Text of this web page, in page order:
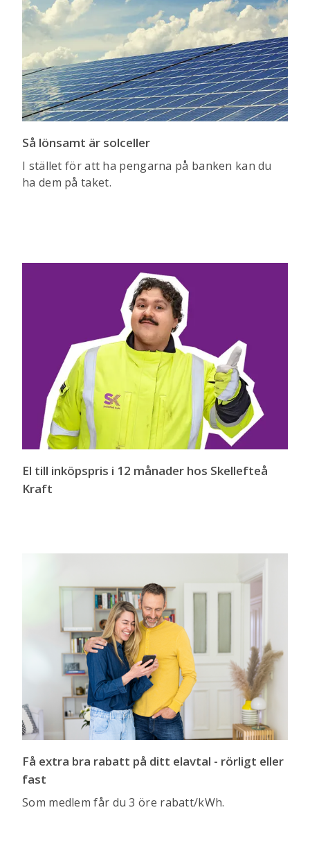
Så lönsamt är solceller
I stället för att ha pengarna på banken kan du
ha dem på taket.
El till inköpspris i 12 månader hos Skellefteå
Kraft
Få extra bra rabatt på ditt elavtal - rörligt eller
fast
Som medlem får du 3 öre rabatt/kWh.